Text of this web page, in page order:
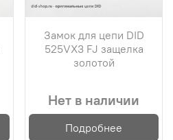
Замок для цепи DID
525VX3 FJ защелка
золотой
Нет в наличии
Подробнее